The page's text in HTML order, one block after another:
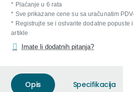
* Plaćanje u 6 rata
* Sve prikazane cene su sa uračunatim
* Registrujte se i ostvarite dodatne popuste
artikle
Imate li dodatnih pitanja?
Opis Specifikacija